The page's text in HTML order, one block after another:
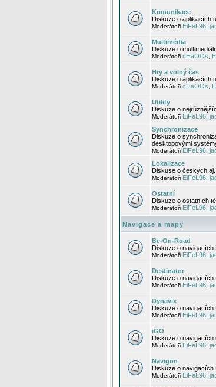
Komunikace
Diskuze o aplikacích
Moderátoři EiFeL96
Multimédia
Diskuze o
Moderátoři cHaOOs
Hry a volný čas
Diskuze o aplikacích
Moderátoři cHaOOs
Utility
Diskuze o
Moderátoři EiFeL96
Synchronizace
Diskuze o
desktopovými
Moderátoři EiFeL96
Lokalizace
Diskuse o českých
Moderátoři EiFeL96
Ostatní
Diskuze o ostatních
Moderátoři EiFeL96
Navigace a mapy
Be-On-Road
Diskuze o navigacích
Moderátoři EiFeL96
Destinator
Diskuze o navigacích
Moderátoři EiFeL96
Dynavix
Diskuze o navigacích
Moderátoři EiFeL96
iGO
Diskuze o navigacích
Moderátoři EiFeL96
Navigon
Diskuze o navigacích
Moderátoři EiFeL96